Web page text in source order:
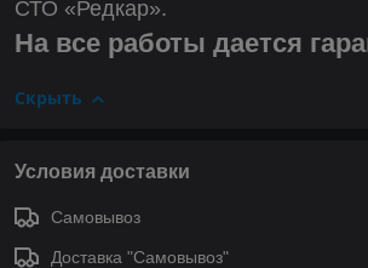
СТО «Редкар».
На все работы дается
Скрыть
Условия доставки
Самовывоз
Доставка "Самовывоз"